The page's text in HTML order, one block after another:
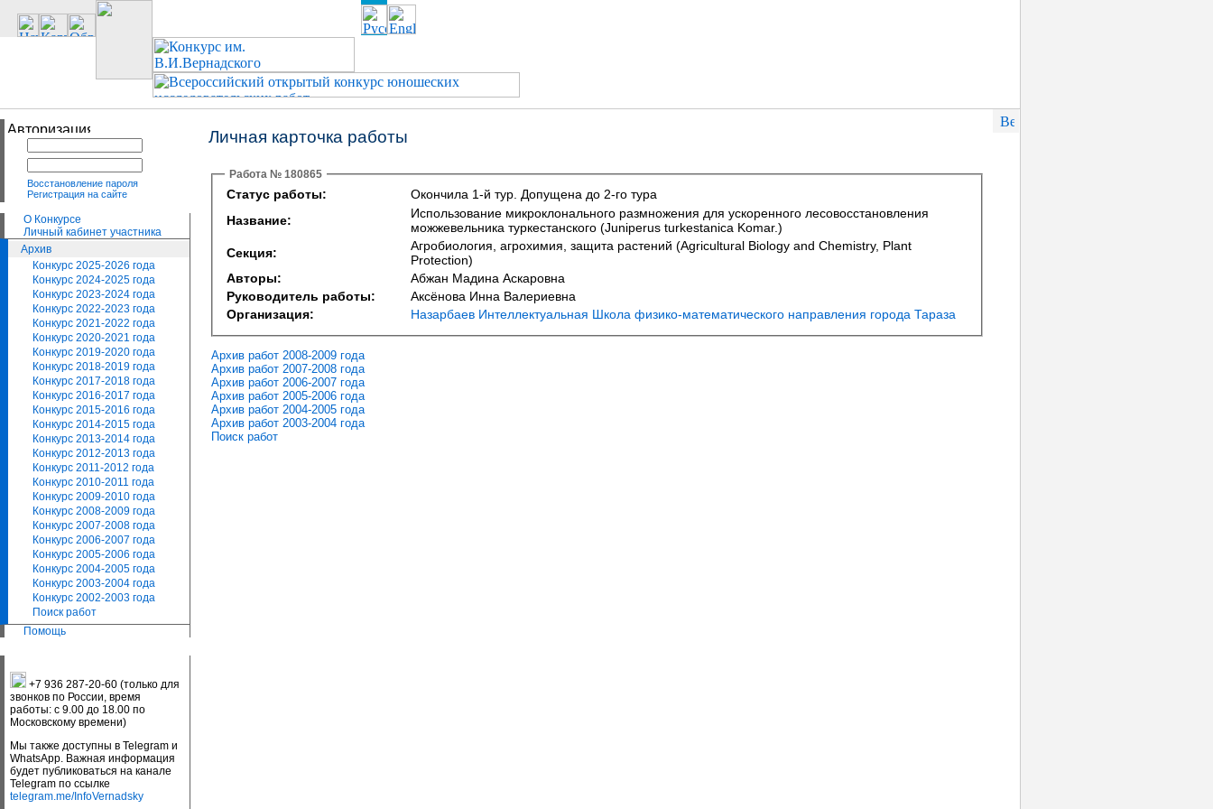
Восстановление пароля
Регистрация на сайте
О Конкурсе
Личный кабинет участника
Архив
Конкурс 2025-2026 года
Конкурс 2024-2025 года
Конкурс 2023-2024 года
Конкурс 2022-2023 года
Конкурс 2021-2022 года
Конкурс 2020-2021 года
Конкурс 2019-2020 года
Конкурс 2018-2019 года
Конкурс 2017-2018 года
Конкурс 2016-2017 года
Конкурс 2015-2016 года
Конкурс 2014-2015 года
Конкурс 2013-2014 года
Конкурс 2012-2013 года
Конкурс 2011-2012 года
Конкурс 2010-2011 года
Конкурс 2009-2010 года
Конкурс 2008-2009 года
Конкурс 2007-2008 года
Конкурс 2006-2007 года
Конкурс 2005-2006 года
Конкурс 2004-2005 года
Конкурс 2003-2004 года
Конкурс 2002-2003 года
Поиск работ
Помощь
+7 936 287-20-60 (только для
звонков по России, время
работы: с 9.00 до 18.00 по
Московскому времени)
Мы также доступны в Telegram и
WhatsApp. Важная информация
будет публиковаться на канале
Telegram по ссылке
telegram.me/InfoVernadsky
Личная карточка работы
Работа № 180865
Статус работы:
Окончила 1-й тур. Допущена до 2-го тура
Название:
Использование микроклонального размножения для ускоренного лесовосстановления
можжевельника туркестанского (Juniperus turkestanica Komar.)
Секция:
Агробиология, агрохимия, защита растений (Agricultural Biology and Chemistry, Plant
Protection)
Авторы:
Абжан Мадина Аскаровна
Руководитель работы:
Аксёнова Инна Валериевна
Организация:
Назарбаев Интеллектуальная Школа физико-математического направления города Тараза
Архив работ 2008-2009 года
Архив работ 2007-2008 года
Архив работ 2006-2007 года
Архив работ 2005-2006 года
Архив работ 2004-2005 года
Архив работ 2003-2004 года
Поиск работ